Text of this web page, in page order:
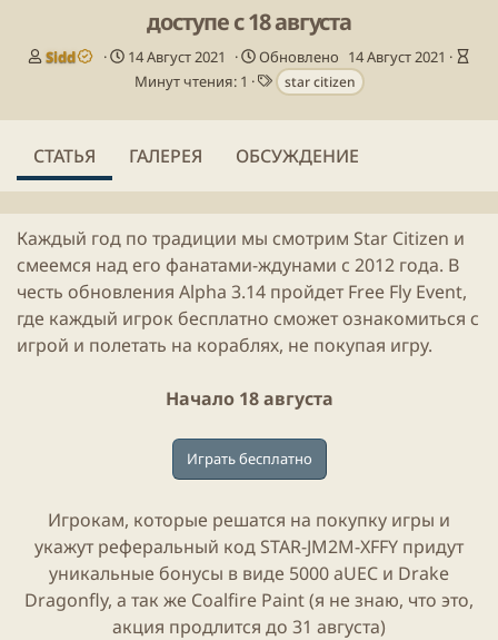
доступе с 18 августа
А
о
Sidd
Д
а
у
к
а
ц
и
14 Август 2021 Обновлено 14 Август 2021
В
м
а
Минут чтения: 1
Т
е
г
star citizen
СТАТЬЯ ГАЛЕРЕЯ ОБСУЖДЕНИЕ
Каждый год по традиции мы смотрим Star Citizen и
смеемся над его фанатами-ждунами c 2012 года. В
честь обновления Alpha 3.14 пройдет Free Fly Event,
где каждый игрок бесплатно сможет ознакомиться с
игрой и полетать на кораблях, не покупая игру.
Начало 18 августа
Играть бесплатно
Игрокам, которые решатся на покупку игры и
укажут реферальный код STAR-JM2M-XFFY придут
уникальные бонусы в виде 5000 aUEC и Drake
Dragonfly, а так же Coalfire Paint (я не знаю, что это,
акция продлится до 31 августа)